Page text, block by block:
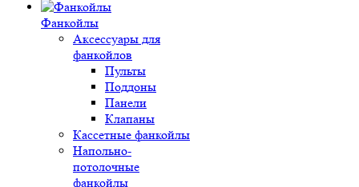
Фанкойлы
Аксессуары для
фанкойлов
Пульты
Поддоны
Панели
Клапаны
Кассетные фанкойлы
Напольно-
потолочные
фанкойлы